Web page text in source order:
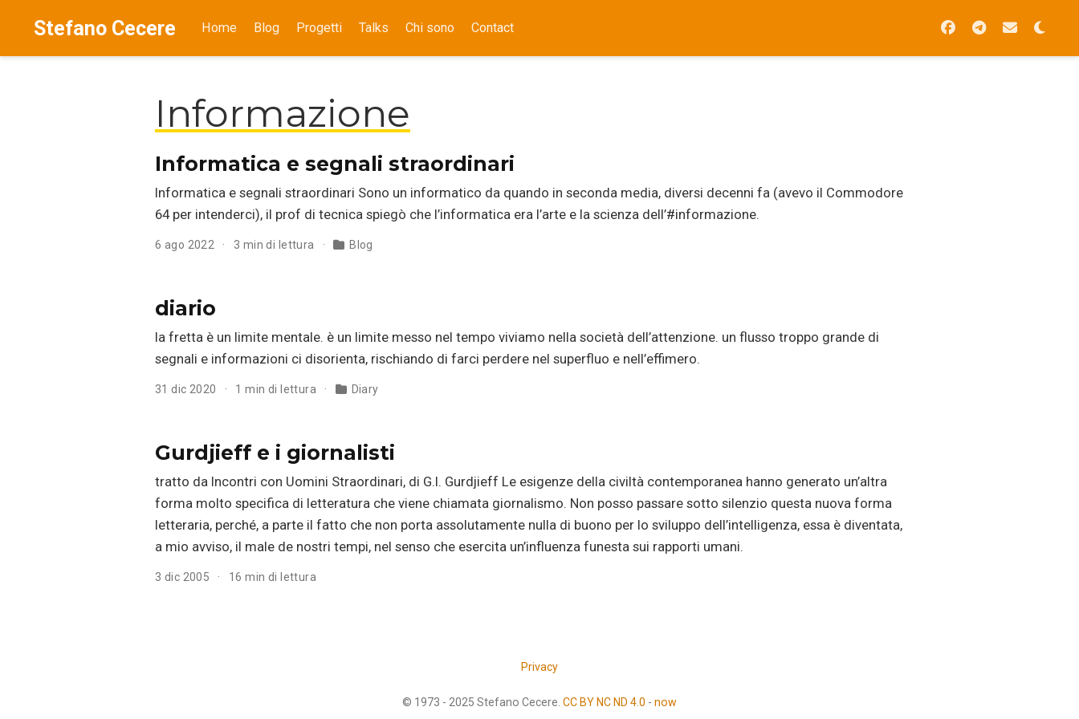
Stefano Cecere Home Blog Progetti Talks Chi sono Contact
Informazione
Informatica e segnali straordinari
Informatica e segnali straordinari Sono un informatico da quando in seconda media, diversi decenni fa (avevo il Commodore
64 per intenderci), il prof di tecnica spiegò che l’informatica era l’arte e la scienza dell’#informazione.
6 ago 2022 3 min di lettura Blog
diario
la fretta è un limite mentale. è un limite messo nel tempo viviamo nella società dell’attenzione. un flusso troppo grande di
segnali e informazioni ci disorienta, rischiando di farci perdere nel superfluo e nell’effimero.
31 dic 2020 1 min di lettura Diary
Gurdjieff e i giornalisti
tratto da Incontri con Uomini Straordinari, di G.I. Gurdjieff Le esigenze della civiltà contemporanea hanno generato un’altra
forma molto specifica di letteratura che viene chiamata giornalismo. Non posso passare sotto silenzio questa nuova forma
letteraria, perché, a parte il fatto che non porta assolutamente nulla di buono per lo sviluppo dell’intelligenza, essa è diventata,
a mio avviso, il male de nostri tempi, nel senso che esercita un’influenza funesta sui rapporti umani.
3 dic 2005 16 min di lettura
Privacy
© 1973 - 2025 Stefano Cecere. CC BY NC ND 4.0 - now